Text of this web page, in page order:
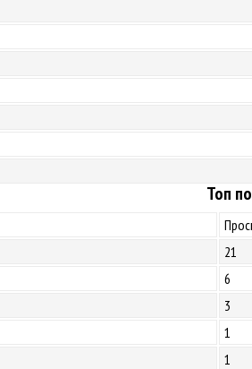
Топ
21
6
3
1
1